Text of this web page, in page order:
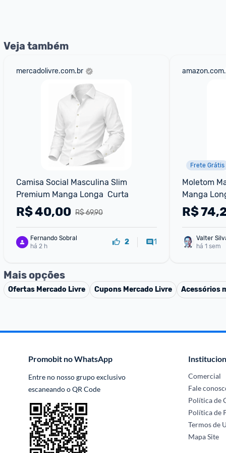
Veja também
mercadolivre.com.br
Camisa Social Masculina Slim
Premium Manga Longa  Curta
R$ 69,90
R$40,00
Fernando Sobral
há 2 h
2 1
Frete Grátis
Moletom
Manga
R$
Valter
há 1 sem
Mais opções
Ofertas Mercado Livre Cupons Mercado Livre Acessórios
Promobit no WhatsApp
Entre no nosso grupo exclusivo
escaneando o QR Code
Comercial
Fale
Política de
Política de
Termos de
Mapa Site